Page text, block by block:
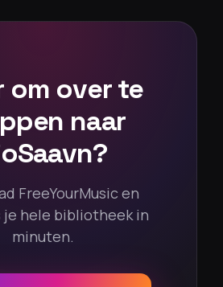
om over te
naar
FreeYourMusic en
je hele bibliotheek in
minuten.